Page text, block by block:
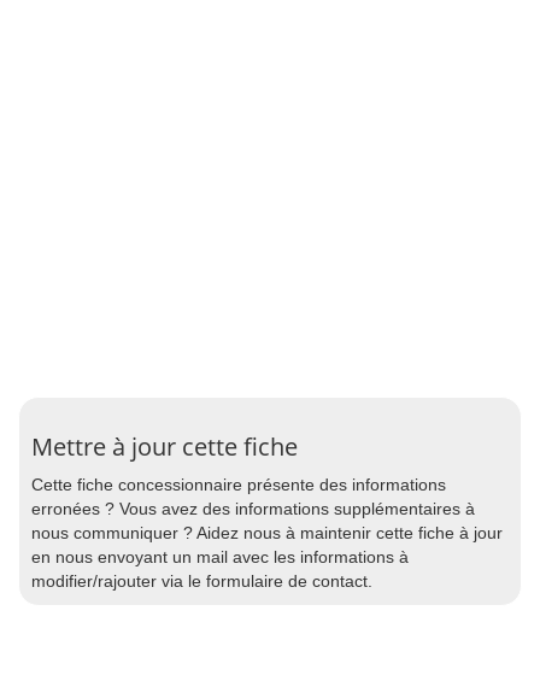
Mettre à jour cette fiche
Cette fiche concessionnaire présente des informations
erronées ? Vous avez des informations supplémentaires à
nous communiquer ? Aidez nous à maintenir cette fiche à jour
en nous envoyant un mail avec les informations à
modifier/rajouter via le formulaire de contact.